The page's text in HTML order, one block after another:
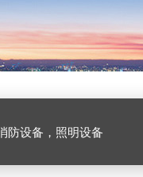
防设备，照明设备